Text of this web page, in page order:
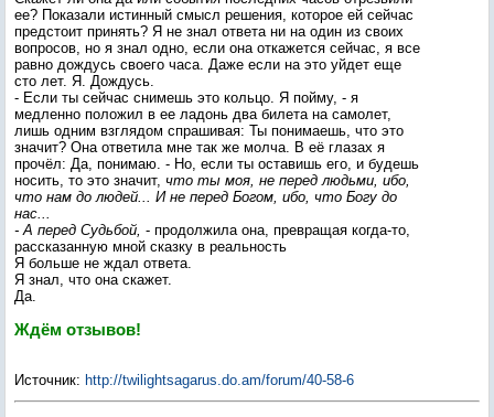
ее? Показали истинный смысл решения, которое ей сейчас
предстоит принять? Я не знал ответа ни на один из своих
вопросов, но я знал одно, если она откажется сейчас, я все
равно дождусь своего часа. Даже если на это уйдет еще
сто лет. Я. Дождусь.
- Если ты сейчас снимешь это кольцо. Я пойму, - я
медленно положил в ее ладонь два билета на самолет,
лишь одним взглядом спрашивая: Ты понимаешь, что это
значит? Она ответила мне так же молча. В её глазах я
прочёл: Да, понимаю. - Но, если ты оставишь его, и будешь
носить, то это значит, что ты моя, не перед людьми, ибо,
что нам до людей... И не перед Богом, ибо, что Богу до
нас...
- А перед Судьбой, - продолжила она, превращая когда-то,
рассказанную мной сказку в реальность
Я больше не ждал ответа.
Я знал, что она скажет.
Да.
Ждём отзывов!
Источник: http://twilightsagarus.do.am/forum/40-58-6